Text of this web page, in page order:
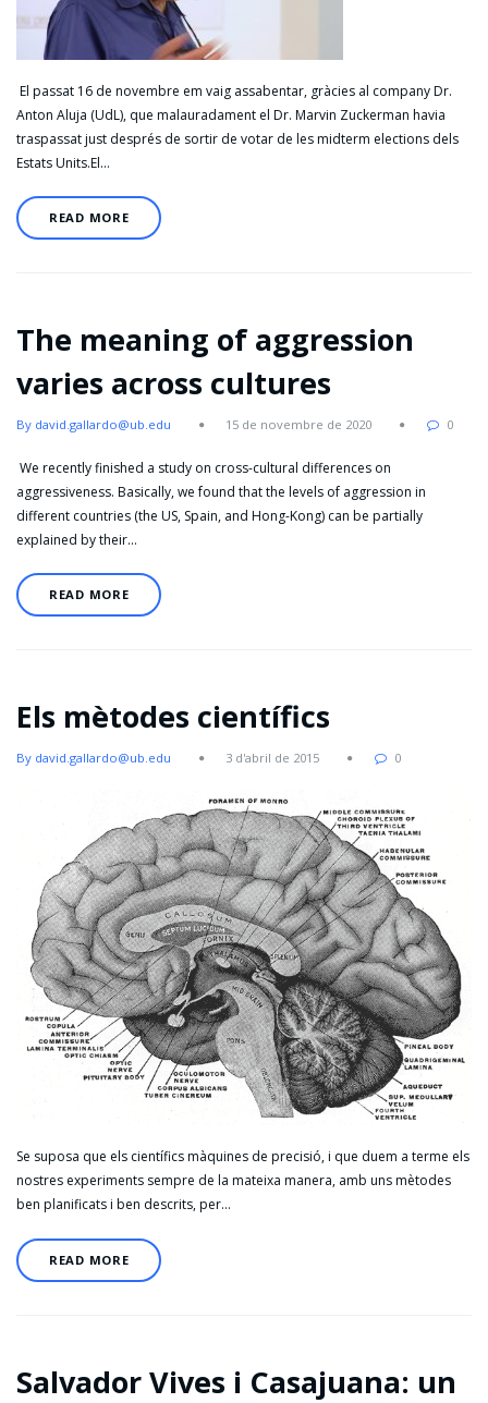
El passat 16 de novembre em vaig assabentar, gràcies al company Dr.
Anton Aluja (UdL), que malauradament el Dr. Marvin Zuckerman havia
traspassat just després de sortir de votar de les midterm elections dels
Estats Units.El…
READ MORE
The meaning of aggression
varies across cultures
By david.gallardo@ub.edu 15 de novembre de 2020 0
We recently finished a study on cross-cultural differences on
aggressiveness. Basically, we found that the levels of aggression in
different countries (the US, Spain, and Hong-Kong) can be partially
explained by their…
READ MORE
Els mètodes científics
By david.gallardo@ub.edu 3 d'abril de 2015 0
Se suposa que els científics màquines de precisió, i que duem a terme els
nostres experiments sempre de la mateixa manera, amb uns mètodes
ben planificats i ben descrits, per…
READ MORE
Salvador Vives i Casajuana: un